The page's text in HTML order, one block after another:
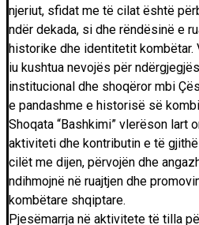
njeriut, sfidat me të cilat është
ndër dekada, si dhe rëndësinë e
historike dhe identitetit kombëtar.
iu kushtua nevojës për
institucional dhe shoqëror mbi
e pandashme e historisë së
Shoqata “Bashkimi” vlerëson lart
aktiviteti dhe kontributin e të
cilët me dijen, përvojën dhe
ndihmojnë në ruajtjen dhe
kombëtare shqiptare.
Pjesëmarrja në aktivitete të tilla